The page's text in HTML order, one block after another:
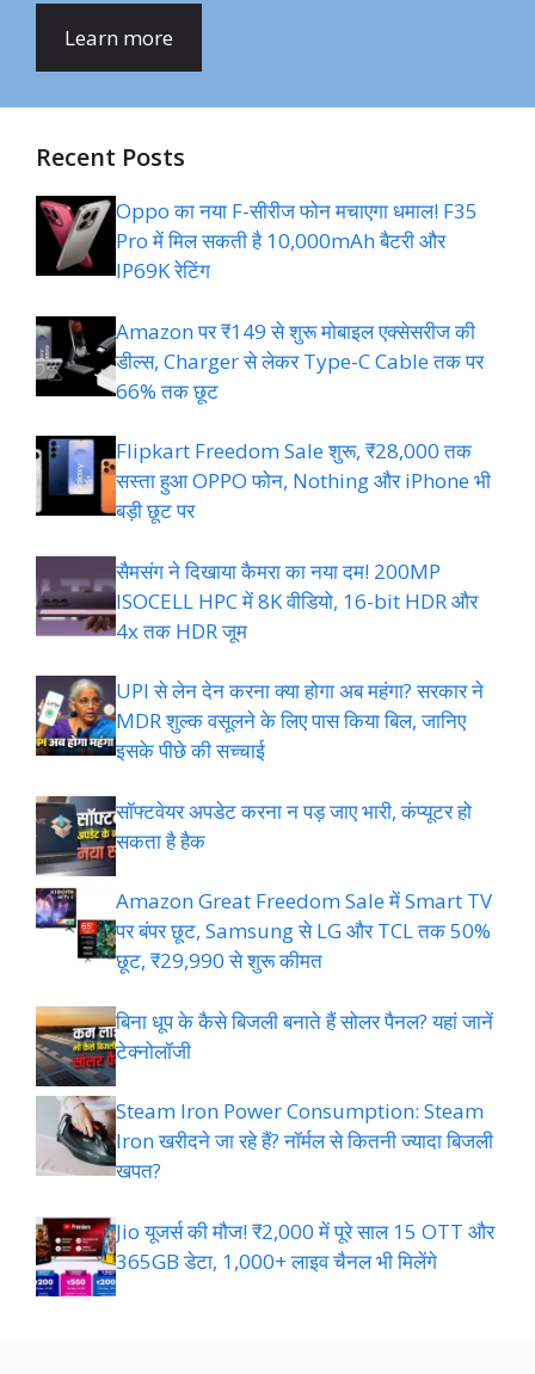
Learn more
Recent Posts
Oppo का नया F-सीरीज फोन मचाएगा धमाल! F35
Pro में मिल सकती है 10,000mAh बैटरी और
IP69K रेटिंग
Amazon पर ₹149 से शुरू मोबाइल एक्सेसरीज की
डील्स, Charger से लेकर Type-C Cable तक पर
66% तक छूट
Flipkart Freedom Sale शुरू, ₹28,000 तक
सस्ता हुआ OPPO फोन, Nothing और iPhone भी
बड़ी छूट पर
सैमसंग ने दिखाया कैमरा का नया दम! 200MP
ISOCELL HPC में 8K वीडियो, 16-bit HDR और
4x तक HDR जूम
UPI से लेन देन करना क्या होगा अब महंगा? सरकार ने
MDR शुल्क वसूलने के लिए पास किया बिल, जानिए
इसके पीछे की सच्चाई
सॉफ्टवेयर अपडेट करना न पड़ जाए भारी, कंप्यूटर हो
सकता है हैक
Amazon Great Freedom Sale में Smart TV
पर बंपर छूट, Samsung से LG और TCL तक 50%
छूट, ₹29,990 से शुरू कीमत
बिना धूप के कैसे बिजली बनाते हैं सोलर पैनल? यहां जानें
टेक्नोलॉजी
Steam Iron Power Consumption: Steam
Iron खरीदने जा रहे हैं? नॉर्मल से कितनी ज्यादा बिजली
खपत?
Jio यूजर्स की मौज! ₹2,000 में पूरे साल 15 OTT और
365GB डेटा, 1,000+ लाइव चैनल भी मिलेंगे